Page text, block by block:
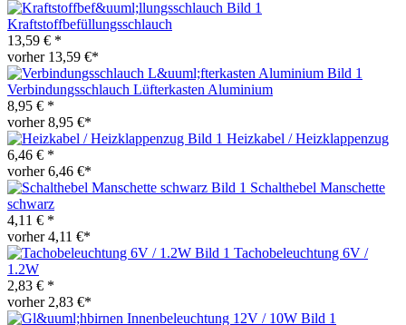
Kraftstoffbefüllungsschlauch
13,59 € *
vorher 13,59 €*
Verbindungsschlauch Lüfterkasten Aluminium
8,95 € *
vorher 8,95 €*
Heizkabel / Heizklappenzug
6,46 € *
vorher 6,46 €*
Schalthebel Manschette
schwarz
4,11 € *
vorher 4,11 €*
Tachobeleuchtung 6V /
1.2W
2,83 € *
vorher 2,83 €*